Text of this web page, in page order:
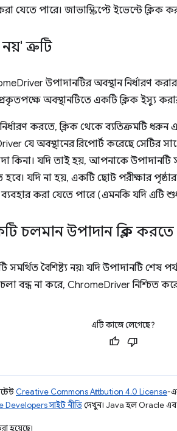
যেতে পারে। জাভাস্ক্রিপ্টে ইভেন্টে ক্লিক
নয়' ত্রুটি
উপাদানটির অবস্থান নির্ধারণ
অবস্থানটিতে একটি ক্লিক ইস্যু
করতে, ক্লিক থেকে ব্যতিক্রমটি ধরুন
যে অবস্থানের রিপোর্ট করেছে সেটির
কিনা। যদি তাই হয়, আপনাকে উপাদানটি
হবে। যদি না হয়, একটি ছোট পরীক্ষার
করা যেতে পারে (এমনকি যদি এটি
চলমান উপাদান ক্লিক করতে
বৈশিষ্ট্য নয়৷ যদি উপাদানটি শেষ
বন্ধ না করে, ChromeDriver নিশ্চিত
এটি কাজে লেগেছে?
Creative Commons Attribution 4.0 License-
Developers সাইট নীতিদেখুন। Java হল Oracle এবং/
হয়েছে।